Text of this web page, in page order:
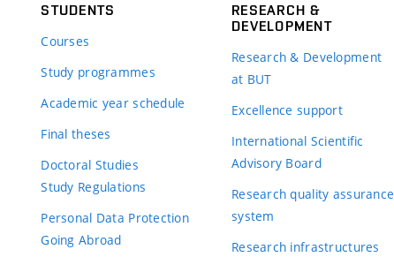
STUDENTS
Courses
Study programmes
Academic year schedule
Final theses
Doctoral Studies
Study Regulations
Personal Data Protection
Going Abroad
RESEARCH &
DEVELOPMENT
Research & Development
at BUT
Excellence support
International Scientific
Advisory Board
Research quality assurance
system
Research infrastructures